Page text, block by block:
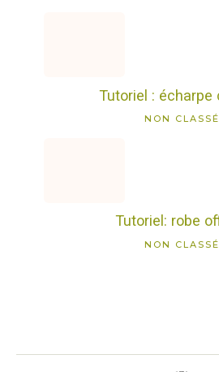
Tutoriel : écharpe
NON CLASSÉ
Tutoriel: robe
NON CLASSÉ